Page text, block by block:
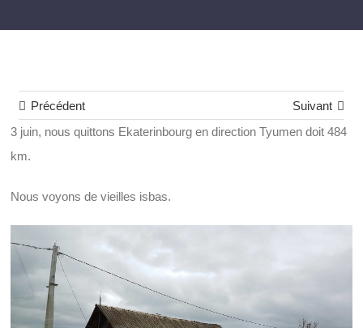
Précédent
Suivant
3 juin, nous quittons Ekaterinbourg en direction Tyumen doit 484
km.
Nous voyons de vieilles isbas.